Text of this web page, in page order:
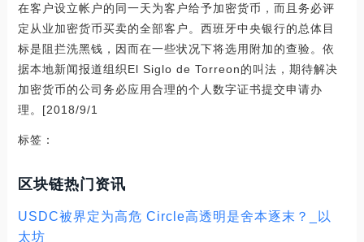
在客户设立帐户的同一天为客户给予加密货币，而且务必评
定从业加密货币买卖的全部客户。西班牙中央银行的总体目
标是阻拦洗黑钱，因而在一些状况下将选用附加的查验。依
据本地新闻报道组织El Siglo de Torreon的叫法，期待解决
加密货币的公司务必应用合理的个人数字证书提交申请办
理。[2018/9/1
标签：
区块链热门资讯
USDC被界定为高危 Circle高透明是舍本逐末？_以
太坊